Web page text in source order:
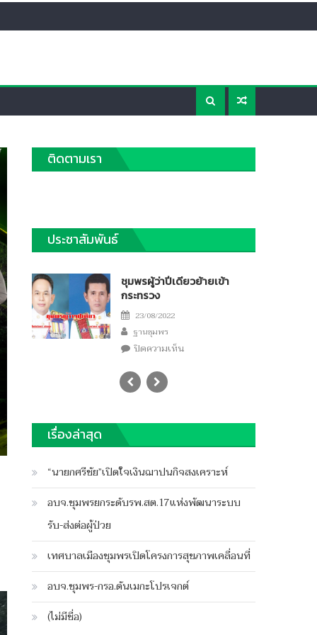
ติดตามเรา
ประชาสัมพันธ์
ชุมพรผู้ว่าปีเดียวย้ายเข้า
กระทรวง
Posted
on
23/08/2022
Author
ฐานชุมพร
ปิดความเห็นบน
ย้าย
กระทรวง
เรื่องล่าสุด
“นายกศรีชัย”เปิดใจเงินฌาปนกิจสงเคราะห์
อบจ.ชุมพรยกระดับรพ.สต.17แห่งพัฒนาระบบ
รับ-ส่งต่อผู้ป่วย
เทศบาลเมืองชุมพรเปิดโครงการสุขภาพเคลื่อนที่
อบจ.ชุมพร-กรอ.ดันเมกะโปรเจกต์
(ไม่มีชื่อ)